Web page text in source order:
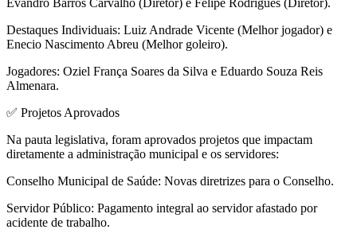
Destaques Individuais: Luiz Andrade Vicente (Melhor jogador) e
Enecio Nascimento Abreu (Melhor goleiro).
Jogadores: Oziel França Soares da Silva e Eduardo Souza Reis
Almenara.
✅ Projetos Aprovados
Na pauta legislativa, foram aprovados projetos que impactam
diretamente a administração municipal e os servidores:
Conselho Municipal de Saúde: Novas diretrizes para o Conselho.
Servidor Público: Pagamento integral ao servidor afastado por
acidente de trabalho.